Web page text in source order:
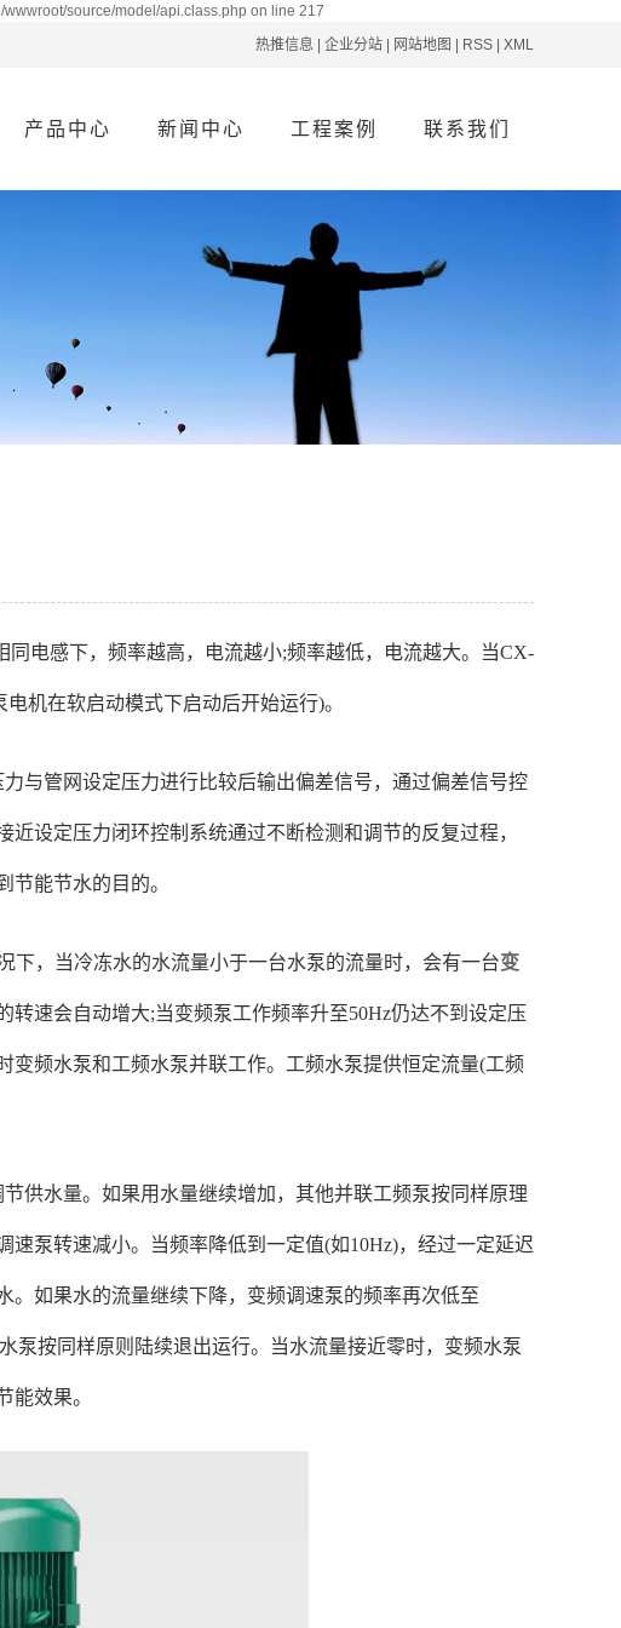
source/model/api.class.php on line 217
热推信息 企业分站 网站地图 RSS XML
产品中心
消防系列
货物交付
新闻中心
行业资讯
工程案例 联系我们
电感下，频率越高，电流越小;频率越低，电流越大。当CX-
机在软启动模式下启动后开始运行)。
与管网设定压力进行比较后输出偏差信号，通过偏差信号控
设定压力闭环控制系统通过不断检测和调节的反复过程，
节能节水的目的。
下，当冷冻水的水流量小于一台水泵的流量时，会有一台变
速会自动增大;当变频泵工作频率升至50Hz仍达不到设定压
频水泵和工频水泵并联工作。工频水泵提供恒定流量(工频
供水量。如果用水量继续增加，其他并联工频泵按同样原理
泵转速减小。当频率降低到一定值(如10Hz)，经过一定延迟
如果水的流量继续下降，变频调速泵的频率再次低至
泵按同样原则陆续退出运行。当水流量接近零时，变频水泵
能效果。